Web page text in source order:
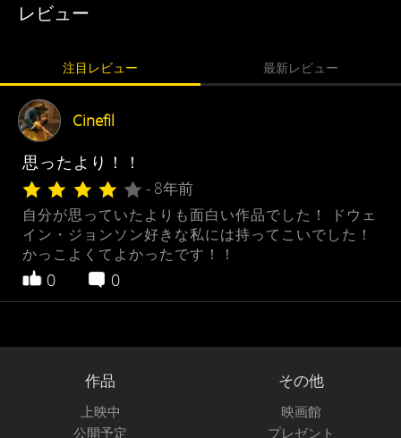
レビュー
注目レビュー 最新レビュー
Cinefil
思ったより！！
- 8年前
自分が思っていたよりも面白い作品でした！ ドウェ
イン・ジョンソン好きな私には持ってこいでした！
かっこよくてよかったです！！
0 0
作品
上映中
公開予定
その他
映画館
プレゼント